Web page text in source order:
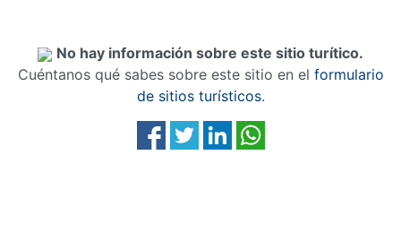
No hay información sobre este sitio turítico.
Cuéntanos qué sabes sobre este sitio en el formulario
de sitios turísticos.